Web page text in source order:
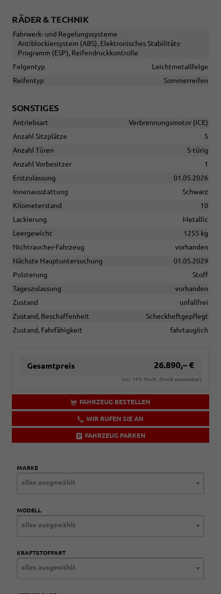
RÄDER & TECHNIK
Fahrwerk- und Regelungssysteme
Antiblockiersystem (ABS), Elektronisches Stabilitäts-
Programm (ESP), Reifendruckkontrolle
Felgentyp
Leichtmetallfelge
Reifentyp
Sommerreifen
SONSTIGES
Antriebsart
Verbrennungsmotor (ICE)
Anzahl Sitzplätze
5
Anzahl Türen
5-türig
Anzahl Vorbesitzer
1
Erstzulassung
01.05.2026
Innenausstattung
Schwarz
Kilometerstand
10
Lackierung
Metallic
Leergewicht
1255 kg
Nichtraucher-Fahrzeug
vorhanden
Nächste Hauptuntersuchung
01.05.2029
Polsterung
Stoff
Tageszulassung
vorhanden
Zustand
unfallfrei
Zustand, Beschaffenheit
Scheckheftgepflegt
Zustand, Fahrfähigkeit
fahrtauglich
Gesamtpreis 26.890,– €
incl. 19% MwSt., (MwSt ausweisbar)
FAHRZEUG BESTELLEN
WIR RUFEN SIE AN
FAHRZEUG PARKEN
MARKE
alles ausgewählt
MODELL
alles ausgewählt
KRAFTSTOFFART
alles ausgewählt